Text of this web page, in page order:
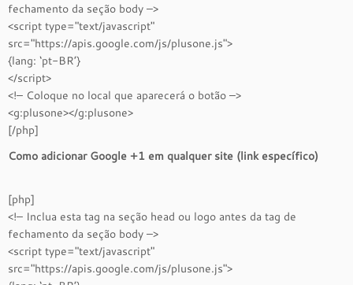
fechamento da seção body –>
<script type="text/javascript"
src="https://apis.google.com/js/plusone.js">
{lang: ‘pt-BR’}
</script>
<!– Coloque no local que aparecerá o botão –>
<g:plusone></g:plusone>
[/php]
Como adicionar Google +1 em qualquer site (link específico)
[php]
<!– Inclua esta tag na seção head ou logo antes da tag de
fechamento da seção body –>
<script type="text/javascript"
src="https://apis.google.com/js/plusone.js">